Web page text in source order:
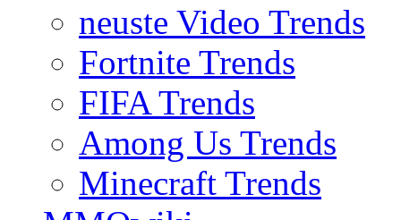
neuste Video Trends
Fortnite Trends
FIFA Trends
Among Us Trends
Minecraft Trends